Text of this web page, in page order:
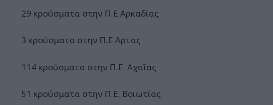
29 κρούσματα στην Π.Ε Αρκαδίας
3 κρούσματα στην Π.Ε Αρτας
114 κρούσματα στην Π.Ε. Αχαΐας
51 κρούσματα στην Π.Ε. Βοιωτίας